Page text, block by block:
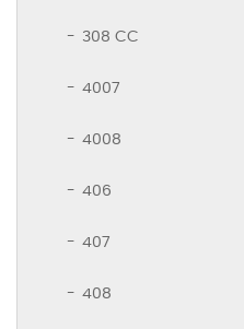
308 CC
4007
4008
406
407
408